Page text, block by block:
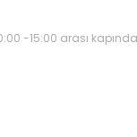
-15:00 arası